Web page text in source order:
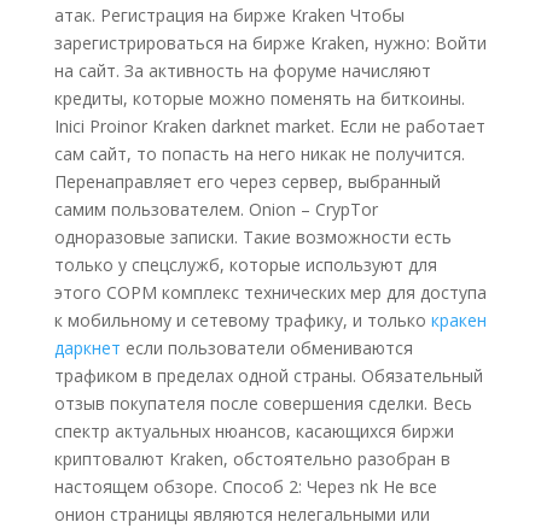
атак. Регистрация на бирже Kraken Чтобы
зарегистрироваться на бирже Kraken, нужно: Войти
на сайт. За активность на форуме начисляют
кредиты, которые можно поменять на биткоины.
Inici Proinor Kraken darknet market. Если не работает
сам сайт, то попасть на него никак не получится.
Перенаправляет его через сервер, выбранный
самим пользователем. Onion – CrypTor
одноразовые записки. Такие возможности есть
только у спецслужб, которые используют для
этого СОРМ комплекс технических мер для доступа
к мобильному и сетевому трафику, и только кракен
даркнет если пользователи обмениваются
трафиком в пределах одной страны. Обязательный
отзыв покупателя после совершения сделки. Весь
спектр актуальных нюансов, касающихся биржи
криптовалют Kraken, обстоятельно разобран в
настоящем обзоре. Способ 2: Через nk Не все
онион страницы являются нелегальными или